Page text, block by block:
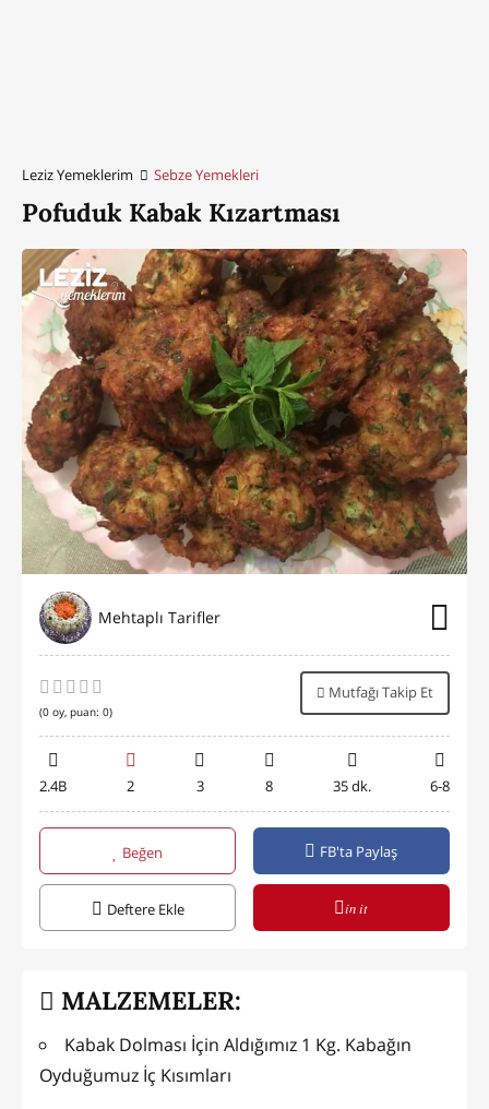
Leziz Yemeklerim Sebze Yemekleri
Pofuduk Kabak Kızartması
Mehtaplı Tarifler
(0 oy, puan: 0)
Mutfağı Takip Et
2.4B 2 3 8 35 dk. 6-8
Beğen FB'ta Paylaş
Deftere Ekle in it
MALZEMELER:
Kabak Dolması İçin Aldığımız 1 Kg. Kabağın
Oyduğumuz İç Kısımları